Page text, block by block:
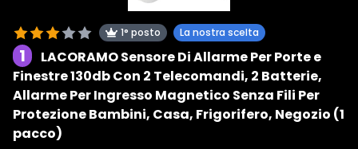
1° posto La nostra scelta
1
LACORAMO Sensore Di Allarme Per Porte e
Finestre 130db Con 2 Telecomandi, 2 Batterie,
Allarme Per Ingresso Magnetico Senza Fili Per
Protezione Bambini, Casa, Frigorifero, Negozio (1
pacco)